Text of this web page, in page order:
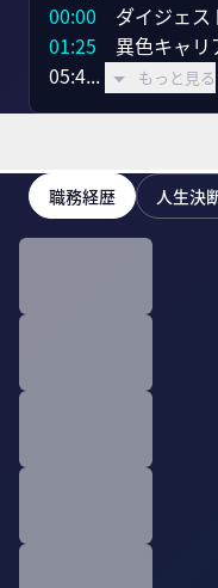
00:00
01:25 異色キャリ
05:4...
もっと見る
職務経歴 人生決